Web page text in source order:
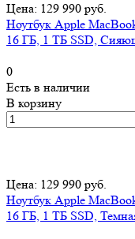
Цена: 129 990 руб.
Ноутбук Apple
16 ГБ, 1 ТБ SSD,
0
Есть в наличии
В корзину
Цена: 129 990 руб.
Ноутбук Apple
16 ГБ, 1 ТБ SSD,